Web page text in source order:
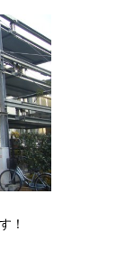
！